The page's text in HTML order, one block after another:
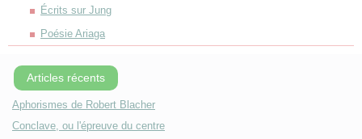
Écrits sur Jung
Poésie Ariaga
Articles récents
Aphorismes de Robert Blacher
Conclave, ou l'épreuve du centre